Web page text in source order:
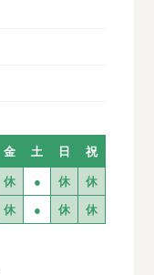
金 土 日
祝
休 ● 休
休
休 ● 休 休